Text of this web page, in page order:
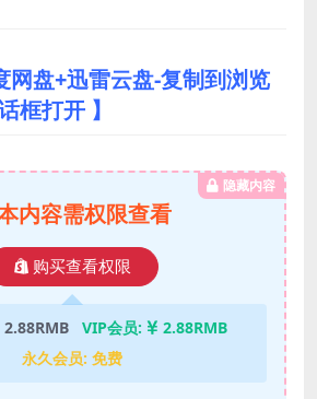
网盘+迅雷云盘-复制到浏览
框打开 】
隐藏内容
内容需权限查看
购买查看权限
2.88RMB VIP会员:
2.88RMB
永久会员: 免费